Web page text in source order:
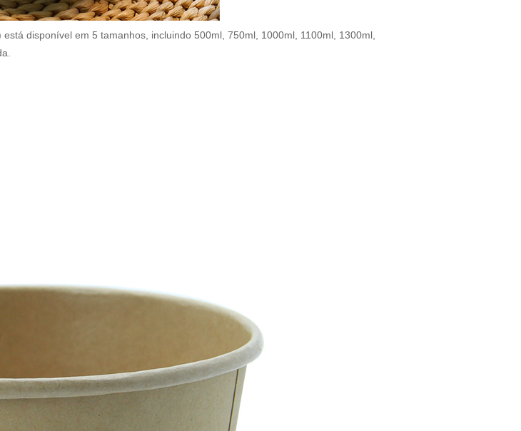
disponível em 5 tamanhos, incluindo 500ml, 750ml, 1000ml, 1100ml, 1300ml,